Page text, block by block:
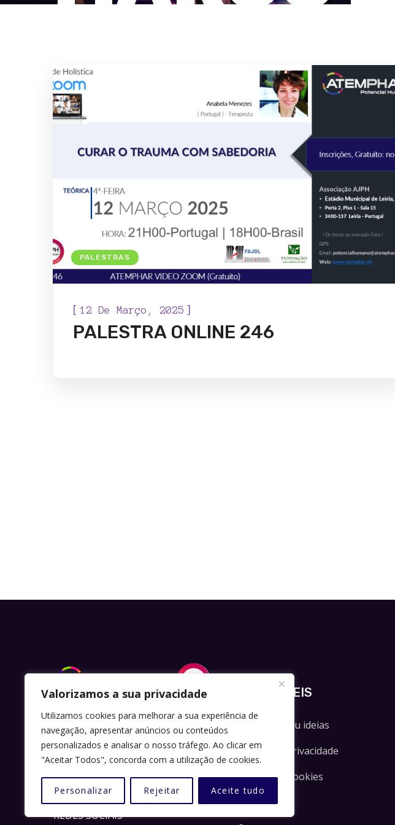
Valorizamos a sua privacidade
Utilizamos cookies para melhorar a sua experiência de
navegação, apresentar anúncios ou conteúdos
personalizados e analisar o nosso tráfego. Ao clicar em
"Aceitar Todos", concorda com a utilização de cookies.
Personalizar Rejeitar Aceite tudo
PALESTRAS
[ 12 De Março, 2025 ]
PALESTRA ONLINE 246
Somos uma Associação Juvenil sem fins
lucrativos denominada " Potencial
Humano " (AJPH ), constituída em Leiria
em 2017.
REDES SOCIAIS
LINKS ÚTEIS
Sugestões ou ideias
Política de Privacidade
Política de Cookies
Inscrições